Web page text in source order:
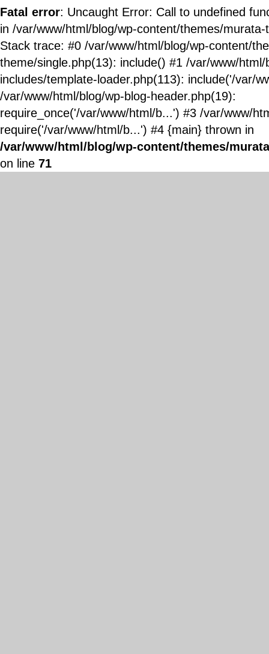
Fatal error: Uncaught Error: Call to undefined
in /var/www/html/blog/wp-content/themes/
Stack trace: #0 /var/www/html/blog/wp-content/
theme/single.php(13): include() #1 /var/www/html/
includes/template-loader.php(113): include('/var/
/var/www/html/blog/wp-blog-header.php(19):
require_once('/var/www/html/b...') #3 /var/www/
require('/var/www/html/b...') #4 {main} thrown in
/var/www/html/blog/wp-content/themes/
on line 71